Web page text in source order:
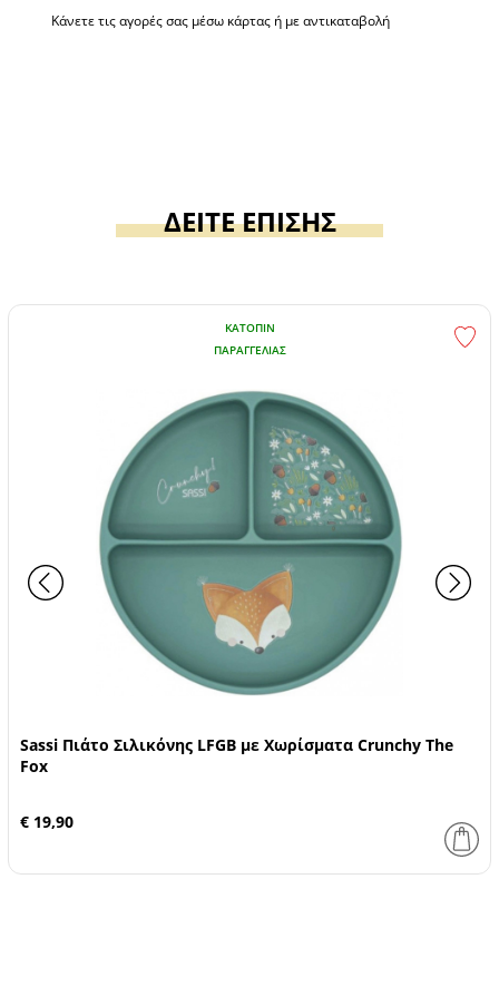
Κάνετε τις αγορές σας μέσω κάρτας ή με αντικαταβολή
ΔΕΙΤΕ ΕΠΙΣΗΣ
ΚΑΤΌΠΙΝ
ΠΑΡΑΓΓΕΛΊΑΣ
Sassi Πιάτο Σιλικόνης LFGB με Χωρίσματα Crunchy The
Fox
€ 19,90